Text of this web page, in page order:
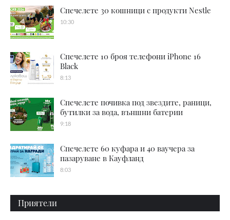
Спечелете 30 кошници с продукти Nestle
10:30
Спечелете 10 броя телефони iPhone 16
Black
8:13
Спечелете почивка под звездите, раници,
бутилки за вода, външни батерии
9:18
Спечелете 60 куфара и 40 ваучера за
пазаруване в Кауфланд
8:03
Приятели